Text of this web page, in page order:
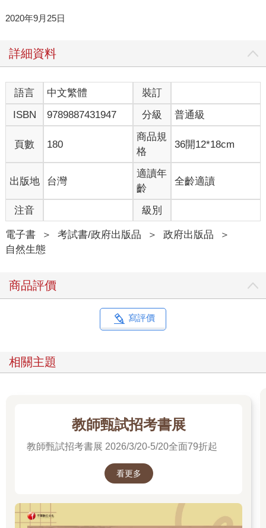
2020年9月25日
詳細資料
語言 中文繁體
裝訂
ISBN
9789887431947 分級 普通級
頁數 180
商品規
格
36開12*18cm
出版地 台灣
適讀年
齡
全齡適讀
注音 級別
電子書 ＞ 考試書/政府出版品 ＞ 政府出版品
＞
自然生態
商品評價
寫評價
相關主題
教師甄試招考書展
教師甄試招考書展 2026/3/20-5/20全面79折起
看更多